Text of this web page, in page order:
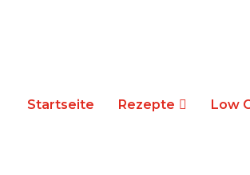
Startseite Rezepte Low